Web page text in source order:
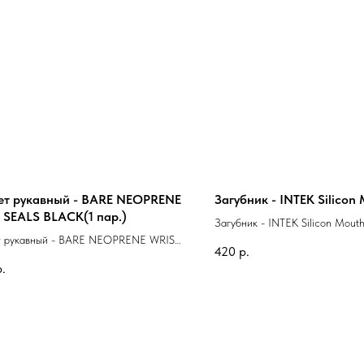
рукавный - BARE NEOPRENE
SEALS BLACK(1 пар.)
- BARE NEOPRENE WRIST
Загубник - INTEK Silicon
Загубник - INTEK Silicon
420 р.